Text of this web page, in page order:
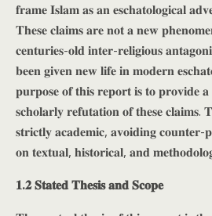
𝐟𝐫𝐚𝐦𝐞 𝐈𝐬𝐥𝐚𝐦 𝐚𝐬 𝐚𝐧 𝐞𝐬𝐜𝐡𝐚𝐭𝐨𝐥𝐨𝐠𝐢𝐜𝐚𝐥
𝐓𝐡𝐞𝐬𝐞 𝐜𝐥𝐚𝐢𝐦𝐬 𝐚𝐫𝐞 𝐧𝐨𝐭 𝐚 𝐧𝐞𝐰
𝐜𝐞𝐧𝐭𝐮𝐫𝐢𝐞𝐬-𝐨𝐥𝐝 𝐢𝐧𝐭𝐞𝐫-𝐫𝐞𝐥𝐢𝐠𝐢𝐨𝐮𝐬
𝐛𝐞𝐞𝐧 𝐠𝐢𝐯𝐞𝐧 𝐧𝐞𝐰 𝐥𝐢𝐟𝐞 𝐢𝐧 𝐦𝐨𝐝𝐞𝐫𝐧
𝐩𝐮𝐫𝐩𝐨𝐬𝐞 𝐨𝐟 𝐭𝐡𝐢𝐬 𝐫𝐞𝐩𝐨𝐫𝐭 𝐢𝐬 𝐭𝐨
𝐬𝐜𝐡𝐨𝐥𝐚𝐫𝐥𝐲 𝐫𝐞𝐟𝐮𝐭𝐚𝐭𝐢𝐨𝐧 𝐨𝐟 𝐭𝐡𝐞𝐬𝐞 𝐜𝐥𝐚𝐢𝐦𝐬.
𝐬𝐭𝐫𝐢𝐜𝐭𝐥𝐲 𝐚𝐜𝐚𝐝𝐞𝐦𝐢𝐜, 𝐚𝐯𝐨𝐢𝐝𝐢𝐧𝐠
𝐨𝐧 𝐭𝐞𝐱𝐭𝐮𝐚𝐥, 𝐡𝐢𝐬𝐭𝐨𝐫𝐢𝐜𝐚𝐥, 𝐚𝐧𝐝
𝟏.𝟐 𝐒𝐭𝐚𝐭𝐞𝐝 𝐓𝐡𝐞𝐬𝐢𝐬 𝐚𝐧𝐝 𝐒𝐜𝐨𝐩𝐞